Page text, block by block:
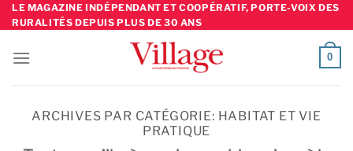
Skip
to
LE MAGAZINE INDÉPENDANT ET COOPÉRATIF, PORTE-VOIX DES
RURALITÉS DEPUIS PLUS DE 30 ANS
0
ARCHIVES PAR CATÉGORIE: HABITAT ET VIE
PRATIQUE